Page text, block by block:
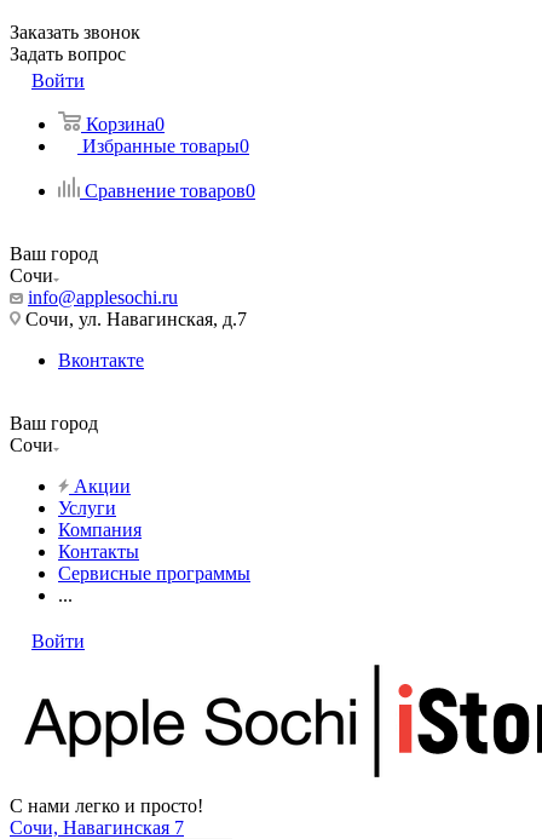
Заказать звонок
Задать вопрос
Войти
Корзина0
Избранные товары0
Сравнение товаров0
Ваш город
Сочи
info@applesochi.ru
Сочи, ул. Навагинская, д.7
Вконтакте
Ваш город
Сочи
Акции
Услуги
Компания
Контакты
Сервисные программы
...
Войти
С нами легко и просто!
Сочи, Навагинская 7